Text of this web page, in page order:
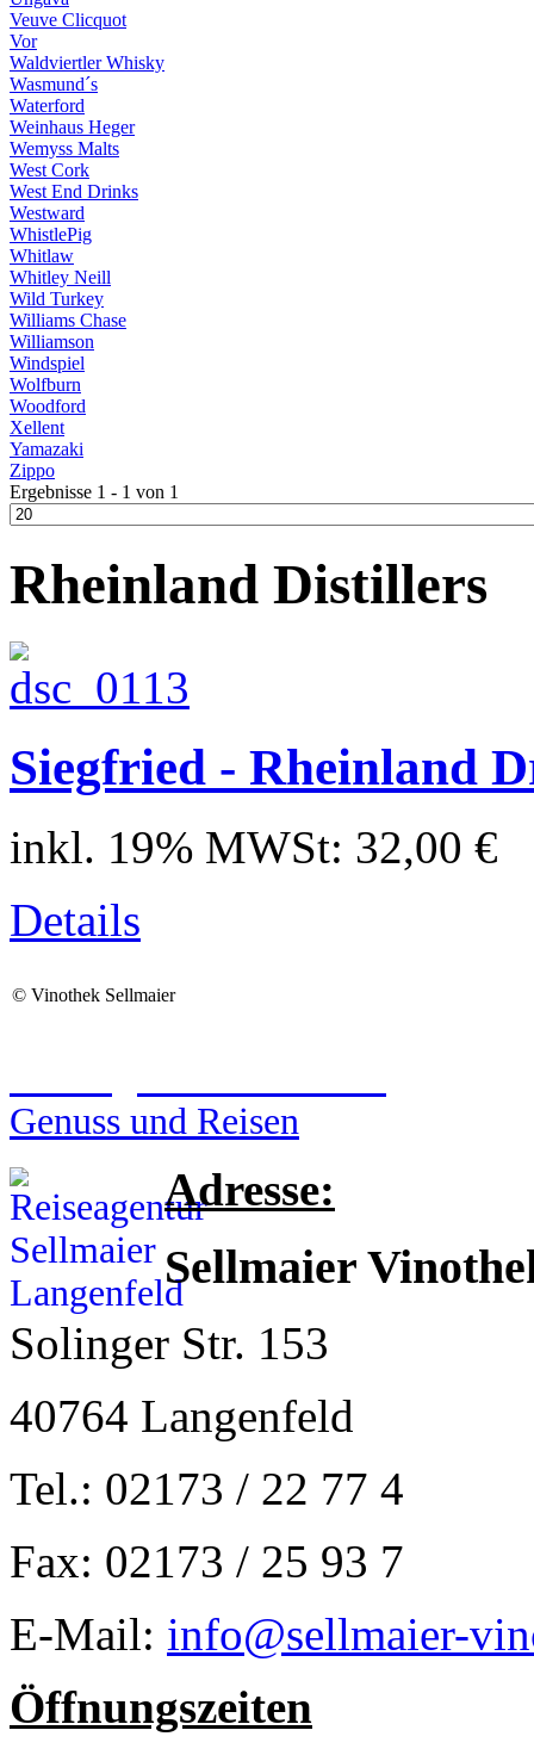
Veuve Clicquot
Vor
Waldviertler Whisky
Wasmund´s
Waterford
Weinhaus Heger
Wemyss Malts
West Cork
West End Drinks
Westward
WhistlePig
Whitlaw
Whitley Neill
Wild Turkey
Williams Chase
Williamson
Windspiel
Wolfburn
Woodford
Xellent
Yamazaki
Zippo
Ergebnisse 1 - 1 von 1
Rheinland Distillers
Siegfried - Rheinland
inkl. 19% MWSt: 32,00 €
Details
© Vinothek Sellmaier
Genuss und Reisen
Adresse:
Sellmaier
Solinger Str. 153
40764 Langenfeld
Tel.: 02173 / 22 77 4
Fax: 02173 / 25 93 7
E-Mail: info@sellmaier-
Öffnungszeiten